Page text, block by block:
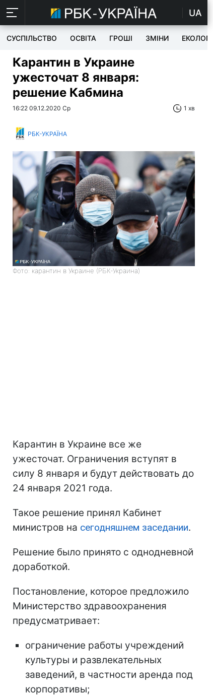
UA
СУСПІЛЬСТВО ОСВІТА ГРОШІ ЗМІНИ ЕКОЛОГІЯ
Карантин в Украине
ужесточат 8 января:
решение Кабмина
16:22 09.12.2020 Ср 1 хв
РБК-УКРАЇНА
Фото: карантин в Украине (РБК-Украина)
Карантин в Украине все же
ужесточат. Ограничения вступят в
силу 8 января и будут действовать до
24 января 2021 года.
Такое решение принял Кабинет
министров на сегодняшнем заседании.
Решение было принято с однодневной
доработкой.
Постановление, которое предложило
Министерство здравоохранения
предусматривает:
ограничение работы учреждений
культуры и развлекательных
заведений, в частности аренда под
корпоративы;